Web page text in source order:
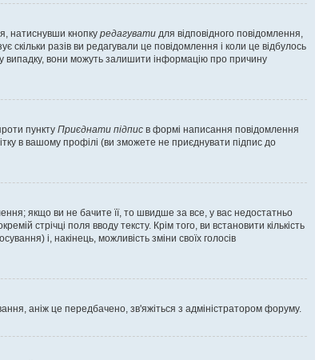
натиснувши кнопку редагувати для відповідного повідомлення,
разів ви редагували це повідомлення і коли це відбулось
випадку, вони можуть залишити інформацію про причину
пункту Приєднати підпис в формі написання повідомлення
в вашому профілі (ви зможете не приєднувати підпис до
якщо ви не бачите її, то швидше за все, у вас недостатньо
стрічці поля вводу тексту. Крім того, ви встановити кількість
і, накінець, можливість зміни своїх голосів
аніж це передбачено, зв'яжіться з адміністратором форуму.